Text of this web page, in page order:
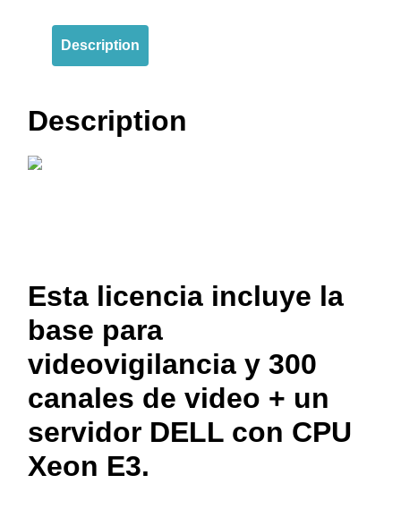
Description
Description
Esta licencia incluye la
base para
videovigilancia y 300
canales de video + un
servidor DELL con CPU
Xeon E3.